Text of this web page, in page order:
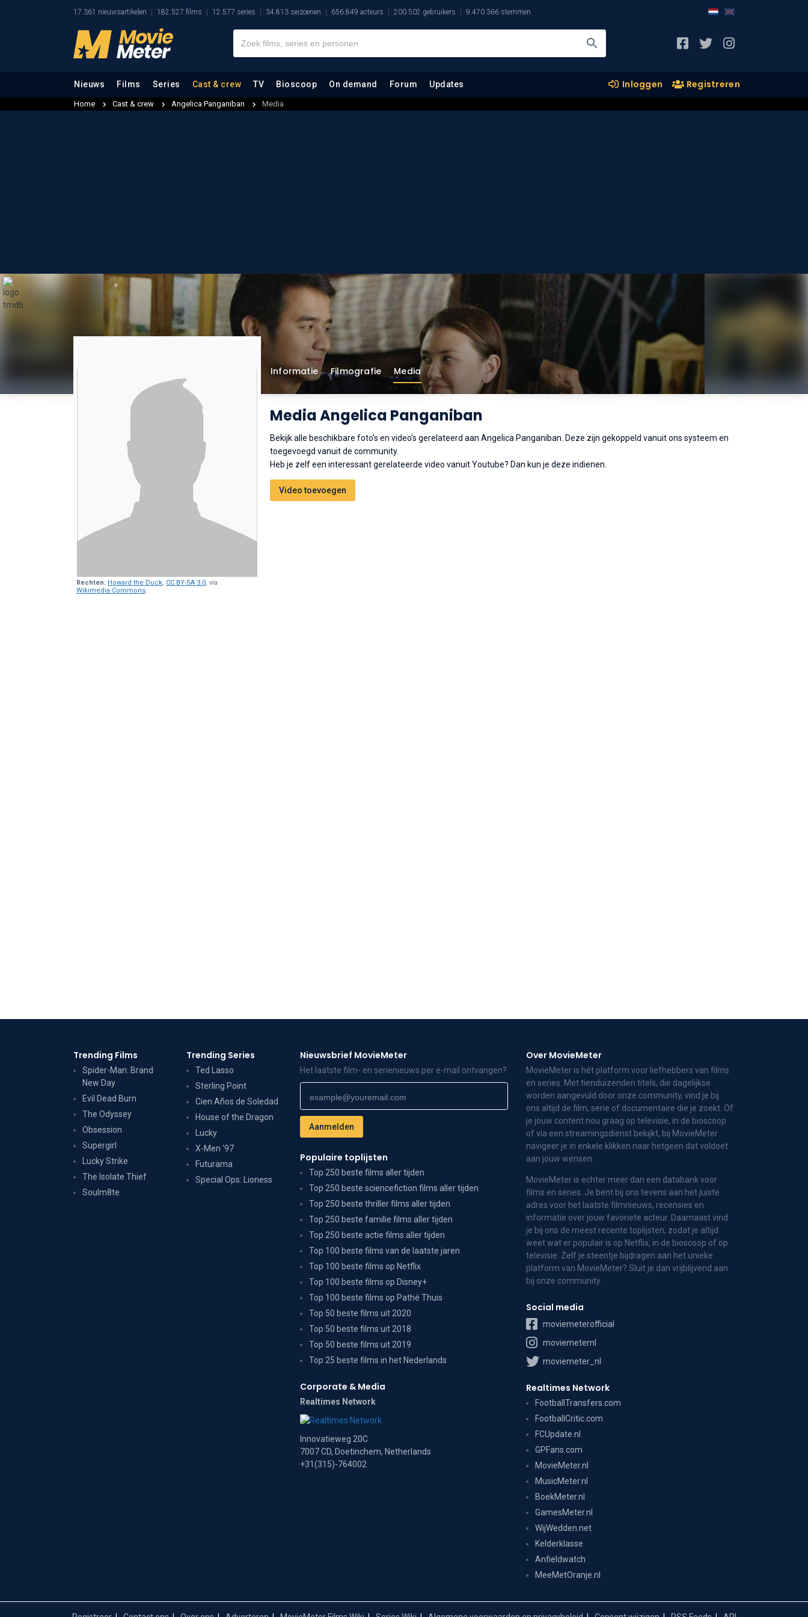
17.361 nieuwsartikelen 182.527 films 12.577 series 34.813 seizoenen 656.849 acteurs 200.502 gebruikers 9.470.366 stemmen
Nieuws Films Series Cast & crew TV Bioscoop On demand Forum Updates Inloggen Registreren
Home Cast & crew Angelica Panganiban Media
Rechten: Howard the Duck, CC BY-SA 3.0, via
Wikimedia Commons.
Informatie Filmografie Media
Media Angelica Panganiban
Bekijk alle beschikbare foto's en video's gerelateerd aan Angelica Panganiban. Deze zijn gekoppeld vanuit ons systeem en
toegevoegd vanuit de community.
Heb je zelf een interessant gerelateerde video vanuit Youtube? Dan kun je deze indienen.
Video toevoegen
Trending Films
Spider-Man: Brand
New Day
Evil Dead Burn
The Odyssey
Obsession
Supergirl
Lucky Strike
The Isolate Thief
Soulm8te
Trending Series
Ted Lasso
Sterling Point
Cien Años de Soledad
House of the Dragon
Lucky
X-Men '97
Futurama
Special Ops: Lioness
Nieuwsbrief MovieMeter
Het laatste film- en serienieuws per e-mail ontvangen?
Populaire toplijsten
Top 250 beste films aller tijden
Top 250 beste sciencefiction films aller tijden
Top 250 beste thriller films aller tijden
Top 250 beste familie films aller tijden
Top 250 beste actie films aller tijden
Top 100 beste films van de laatste jaren
Top 100 beste films op Netflix
Top 100 beste films op Disney+
Top 100 beste films op Pathé Thuis
Top 50 beste films uit 2020
Top 50 beste films uit 2018
Top 50 beste films uit 2019
Top 25 beste films in het Nederlands
Corporate & Media
Realtimes Network
Innovatieweg 20C
7007 CD, Doetinchem, Netherlands
+31(315)-764002
Over MovieMeter
MovieMeter is hét platform voor liefhebbers van films
en series. Met tienduizenden titels, die dagelijkse
worden aangevuld door onze community, vind je bij
ons altijd de film, serie of documentaire die je zoekt. Of
je jouw content nou graag op televisie, in de bioscoop
of via een streamingsdienst bekijkt, bij MovieMeter
navigeer je in enkele klikken naar hetgeen dat voldoet
aan jouw wensen.
MovieMeter is echter meer dan een databank voor
films en series. Je bent bij ons tevens aan het juiste
adres voor het laatste filmnieuws, recensies en
informatie over jouw favoriete acteur. Daarnaast vind
je bij ons de meest recente toplijsten, zodat je altijd
weet wat er populair is op Netflix, in de bioscoop of op
televisie. Zelf je steentje bijdragen aan het unieke
platform van MovieMeter? Sluit je dan vrijblijvend aan
bij onze community.
Social media
moviemeterofficial
moviemeternl
moviemeter_nl
Realtimes Network
FootballTransfers.com
FootballCritic.com
FCUpdate.nl
GPFans.com
MovieMeter.nl
MusicMeter.nl
BoekMeter.nl
GamesMeter.nl
WijWedden.net
Kelderklasse
Anfieldwatch
MeeMetOranje.nl